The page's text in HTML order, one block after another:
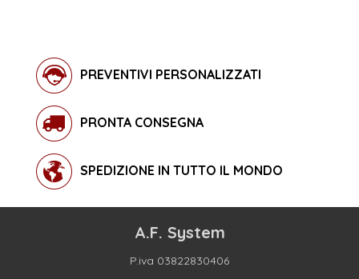
PREVENTIVI PERSONALIZZATI
PRONTA CONSEGNA
SPEDIZIONE IN TUTTO IL MONDO
A.F. System
P.iva 03822830406